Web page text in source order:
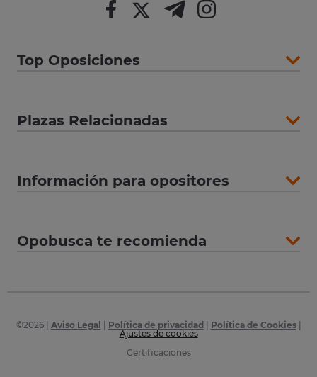
Top Oposiciones
Plazas Relacionadas
Información para opositores
Opobusca te recomienda
©2026| Aviso Legal Política de privacidad Política de Cookies|
Ajustes de cookies
Certificaciones